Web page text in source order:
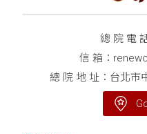
總 院 電
信 箱：
總 院 地 址：台北市